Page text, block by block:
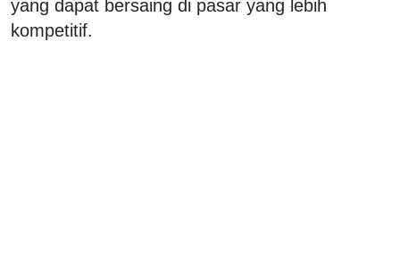
yang dapat bersaing di pasar yang lebih
kompetitif.